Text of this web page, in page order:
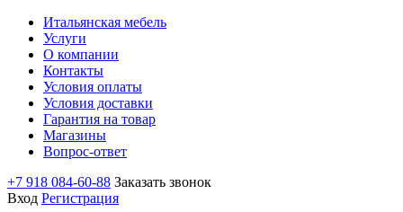
Итальянская мебель
Услуги
О компании
Контакты
Условия оплаты
Условия доставки
Гарантия на товар
Магазины
Вопрос-ответ
+7 918 084-60-88 Заказать звонок
Вход Регистрация